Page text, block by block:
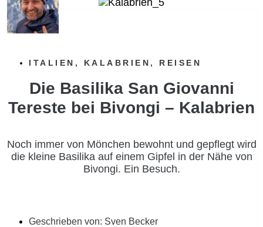
ITALIEN , KALABRIEN , REISEN
Die Basilika San Giovanni
Tereste bei Bivongi – Kalabrien
Noch immer von Mönchen bewohnt und gepflegt wird
die kleine Basilika auf einem Gipfel in der Nähe von
Bivongi. Ein Besuch.
Geschrieben von: Sven Becker